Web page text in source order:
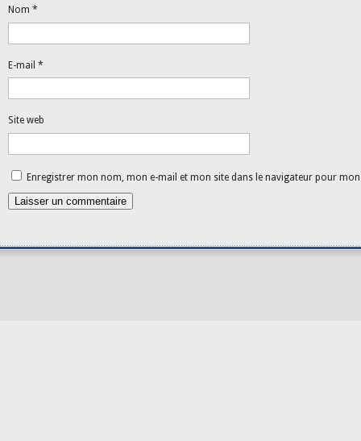
Nom *
E-mail *
Site web
Enregistrer mon nom, mon e-mail et mon site dans le navigateur pour